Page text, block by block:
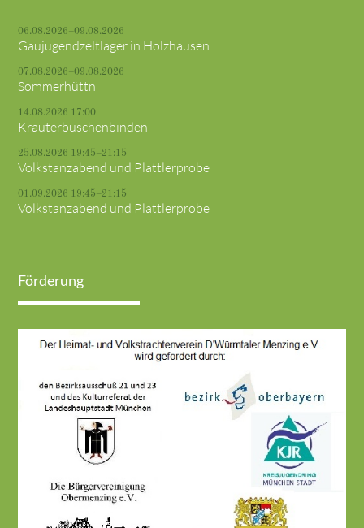
06.08.2026–09.08.2026
Gaujugendzeltlager in Holzhausen
07.08.2026–09.08.2026
Sommerhüttn
14.08.2026 17:00
Kräuterbuschenbinden
25.08.2026 19:45–21:15
Volkstanzabend und Plattlerprobe
01.09.2026 19:45–21:15
Volkstanzabend und Plattlerprobe
Förderung